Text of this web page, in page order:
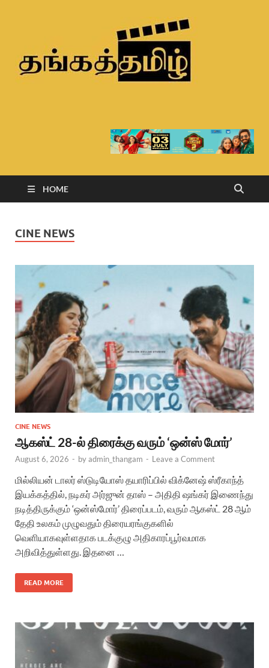
HOME
CINE NEWS
CINE NEWS
ஆகஸ்ட் 28-ல் திரைக்கு வரும் ‘ஒன்ஸ் மோர்’
August 6, 2026 - byadmin_thangam - Leave a Comment
மில்லியன் டாலர் ஸ்டுடியோஸ் தயாரிப்பில் விக்னேஷ் ஸ்ரீகாந்த்
இயக்கத்தில், நடிகர் அர்ஜுன் தாஸ் – அதிதி ஷங்கர் இணைந்து
நடித்திருக்கும் ‘ஒன்ஸ்மோர்’ திரைப்படம், வரும் ஆகஸ்ட் 28 ஆம்
தேதி உலகம் முழுவதும் திரையரங்குகளில்
வெளியாகவுள்ளதாக படக்குழு அதிகாரப்பூர்வமாக
அறிவித்துள்ளது. இதனை …
READ MORE